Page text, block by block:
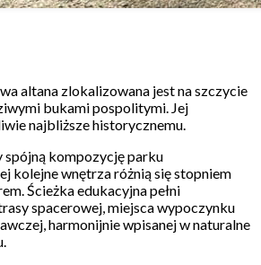
altana zlokalizowana jest na szczycie
bukami pospolitymi. Jej
najbliższe historycznemu.
spójną kompozycję parku
kolejne wnętrza różnią się stopniem
Ścieżka edukacyjna pełni
spacerowej, miejsca wypoczynku
harmonijnie wpisanej w naturalne